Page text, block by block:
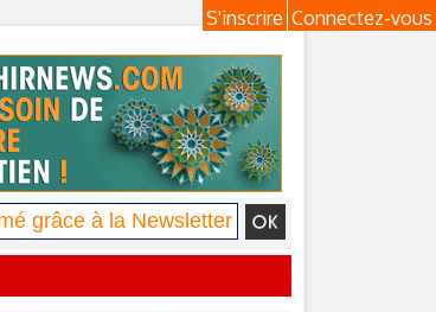
Connectez-vous
S'inscrire